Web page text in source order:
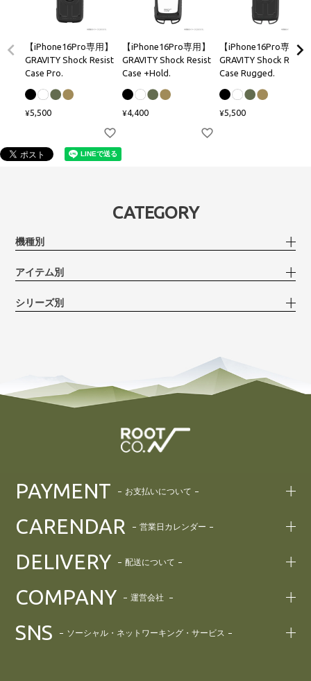
【iPhone16Pro専用】
GRAVITY Shock Resist
Case Pro.
¥5,500
【iPhone16Pro専用】
GRAVITY Shock Resist
Case +Hold.
¥4,400
【iPhone16Pro専用】
GRAVITY Shock Resist
Case Rugged.
¥5,500
CATEGORY
機種別
アイテム別
シリーズ別
PAYMENT お支払いについて
CARENDAR 営業日カレンダー
DELIVERY 配送について
COMPANY 運営会社
SNS ソーシャル・ネットワーキング・サービス